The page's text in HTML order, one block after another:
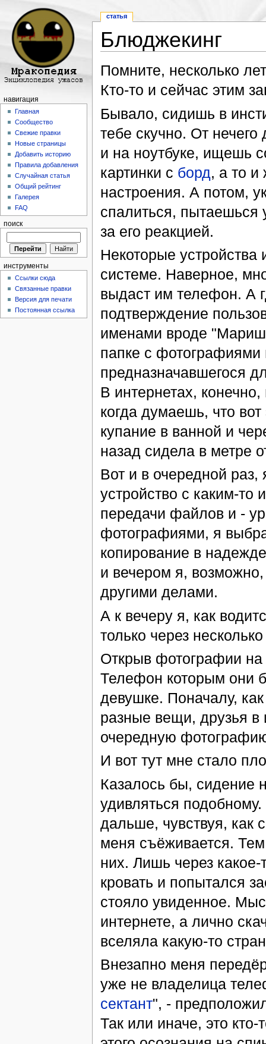
Блюджекинг
Помните, несколько
Кто-то и сейчас этим
Бывало, сидишь в
тебе скучно. От
и на ноутбуке, ищешь
картинки с борд, а то и
настроения. А потом,
спалиться, пытаешься
за его реакцией.
Некоторые
системе. Наверное,
выдаст им телефон. А
подтверждение
именами вроде
папке с фотографиями
предназначавшегося
В интернетах,
когда думаешь, что
купание в ванной и
назад сидела в метре
Вот и в очередной
устройство с каким-то
передачи файлов и -
фотографиями, я
копирование в
и вечером я,
другими делами.
А к вечеру я, как
только через
Открыв фотографии на
Телефон которым они
девушке. Поначалу,
разные вещи, друзья в
очередную
И вот тут мне стало
Казалось бы, сидение
удивляться
дальше, чувствуя, как
меня съёживается.
них. Лишь через
кровать и попытался
стояло увиденное.
интернете, а лично
вселяла какую-то
Внезапно меня
уже не владелица
сектант", -
Так или иначе, это
статья
навигация
Главная
Сообщество
Свежие правки
Новые страницы
Добавить историю
Правила добавления
Случайная статья
Общий рейтинг
Галерея
FAQ
поиск
инструменты
Ссылки сюда
Связанные правки
Версия для печати
Постоянная ссылка